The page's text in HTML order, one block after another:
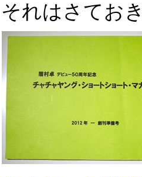
れはさてお